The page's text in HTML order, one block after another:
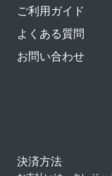
ご利用ガイド
よくある質問
お問い合わせ
決済方法